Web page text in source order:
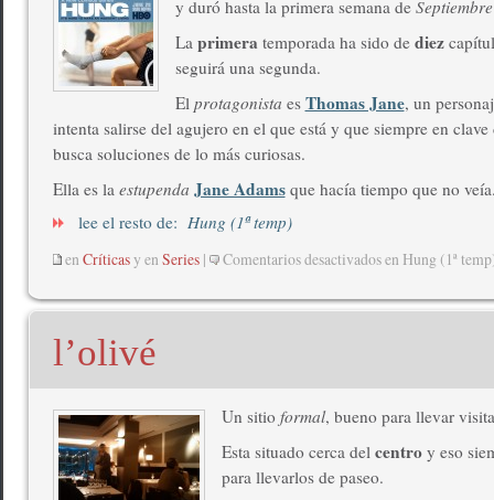
y duró hasta la primera semana de Septiembre
La primera temporada ha sido de diez
seguirá una segunda.
El protagonista es Thomas Jane, un
intenta salirse del agujero en el que está y que siempre en clave
busca soluciones de lo más curiosas.
Ella es la estupenda Jane Adamsque hacía tiempo que no
lee el resto de: Hung (1ª temp)
en Críticasy en Series | Comentarios desactivadosen Hung (1ª
l’olivé
Un sitio formal, bueno para llevar
Esta situado cerca del centroy eso
para llevarlos de paseo.